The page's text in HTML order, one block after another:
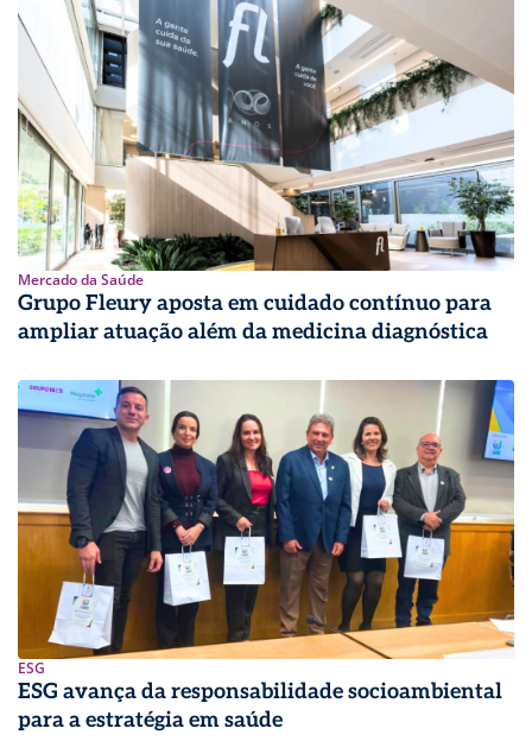
Mercado da Saúde
Grupo Fleury aposta em cuidado contínuo para
ampliar atuação além da medicina diagnóstica
ESG
ESG avança da responsabilidade socioambiental
para a estratégia em saúde